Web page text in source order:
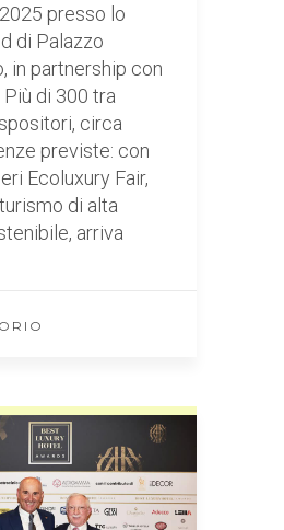
presso lo
di Palazzo
in partnership con
Più di 300 tra
circa
previste: con
Ecoluxury Fair,
di alta
arriva